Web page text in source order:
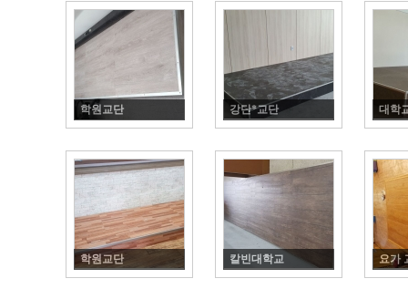
학원교단 강단*교단 대학
학원교단 칼빈대학교 요가